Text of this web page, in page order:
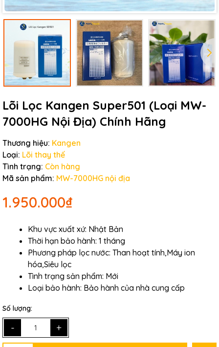
Lõi Lọc Kangen Super501 (Loại MW-
7000HG Nội Địa) Chính Hãng
Thương hiệu: Kangen
Loại: Lõi thay thế
Tình trạng: Còn hàng
Mã sản phẩm: MW-7000HG nội địa
1.950.000₫
Khu vực xuất xứ: Nhật Bản
Thời hạn bảo hành: 1 tháng
Phương pháp lọc nước: Than hoạt tính,Máy ion
hóa,Siêu lọc
Tình trạng sản phẩm: Mới
Loại bảo hành: Bảo hành của nhà cung cấp
Số lượng:
- +
Mã giảm giá:
Ngày hết hạn:
Điều kiện: